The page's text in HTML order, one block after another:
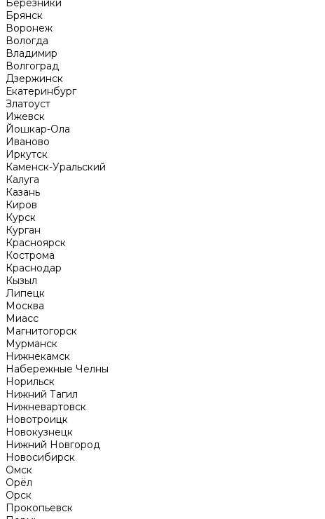
Березники
Брянск
Воронеж
Вологда
Владимир
Волгоград
Дзержинск
Екатеринбург
Златоуст
Ижевск
Йошкар-Ола
Иваново
Иркутск
Каменск-Уральский
Калуга
Казань
Киров
Курск
Курган
Красноярск
Кострома
Краснодар
Кызыл
Липецк
Москва
Миасс
Магнитогорск
Мурманск
Нижнекамск
Набережные Челны
Норильск
Нижний Тагил
Нижневартовск
Новотроицк
Новокузнецк
Нижний Новгород
Новосибирск
Омск
Орёл
Орск
Прокопьевск